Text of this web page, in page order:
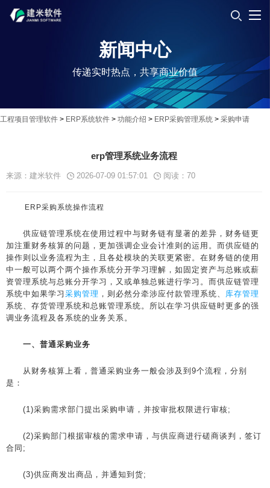
新闻中心
传递实时热点，共享商业价值
工程项目管理软件 > ERP系统软件 > 功能介绍 > ERP采购管理系统 > 采购申请
erp管理系统业务流程
来源：建米软件 2026-07-09 01:57:01 阅读： 70
ERP采购系统操作流程
供应链管理系统在使用过程中与财务链有显著的差异，财务链更
加注重财务核算的问题，更加强调企业会计准则的运用。而供应链的
操作则以业务流程为主，且各处模块的关联更紧密。在财务链的使用
中一般可以两个两个操作系统分开学习理解，如固定资产与总账或薪
资管理系统与总账分开学习，又或单独总账进行学习。而供应链管理
系统中如果学习 采购管理 ，则必然分牵涉应付款管理系统、 库存管理
系统、存货管理系统和总账管理系统。所以在学习供应链时更多的强
调业务流程及各系统的业务关系。
一、普通采购业务
从财务核算上看，普通采购业务一般会涉及到9个流程，分别
是：
(1)采购需求部门提出采购申请，并按审批权限进行审核;
(2)采购部门根据审核的需求申请，与供应商进行磋商谈判，签订
合同;
(3)供应商发出商品，并通知到货;